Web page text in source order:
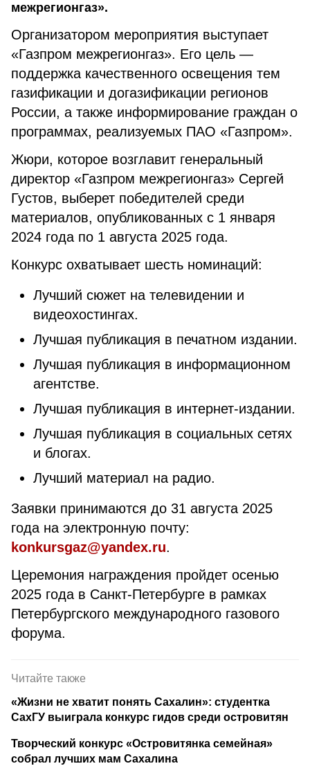
межрегионгаз».
Организатором мероприятия выступает
«Газпром межрегионгаз». Его цель —
поддержка качественного освещения тем
газификации и догазификации регионов
России, а также информирование граждан о
программах, реализуемых ПАО «Газпром».
Жюри, которое возглавит генеральный
директор «Газпром межрегионгаз» Сергей
Густов, выберет победителей среди
материалов, опубликованных с 1 января
2024 года по 1 августа 2025 года.
Конкурс охватывает шесть номинаций:
Лучший сюжет на телевидении и
видеохостингах.
Лучшая публикация в печатном издании.
Лучшая публикация в информационном
агентстве.
Лучшая публикация в интернет-издании.
Лучшая публикация в социальных сетях
и блогах.
Лучший материал на радио.
Заявки принимаются до 31 августа 2025
года на электронную почту:
konkursgaz@yandex.ru.
Церемония награждения пройдет осенью
2025 года в Санкт-Петербурге в рамках
Петербургского международного газового
форума.
Читайте также
«Жизни не хватит понять Сахалин»: студентка
СахГУ выиграла конкурс гидов среди островитян
Творческий конкурс «Островитянка семейная»
собрал лучших мам Сахалина